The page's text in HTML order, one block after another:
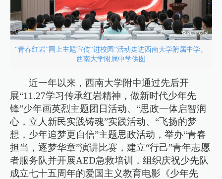
“青春红岩”网上主题宣传“进校园”活动走进西南大学附属中学。
西南大学附属中学供图
近一年以来，西南大学附中通过先后开
展“11.27学习传承红岩精神，做新时代少年先
锋”少年画英烈主题团日活动、“思政一体启智润
心，立人新民实践铸魂”实践活动、“飞扬的梦
想，少年追梦更自信”主题思政活动，举办“青春
担当，逐梦华章”演讲比赛，建立“行己”青年志愿
者服务队并开展AED急救培训，组织庆祝少先队
成立七十五周年的爱国主义教育电影《少年先